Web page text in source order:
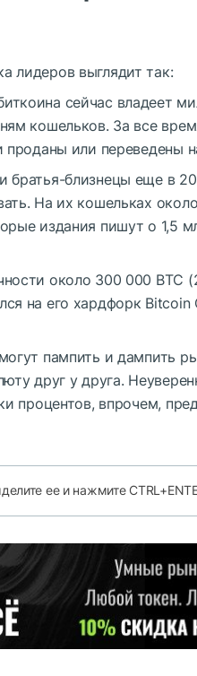
лидеров выглядит так:
сейчас владеет
кошельков. За все
или переведены
братья-близнецы еще в
На их кошельках около
издания пишут о 1,5
около 300 000 BTC
на его хардфорк Bitcoin
пампить и дампить
друг у друга.
процентов, впрочем,
ее и нажмите